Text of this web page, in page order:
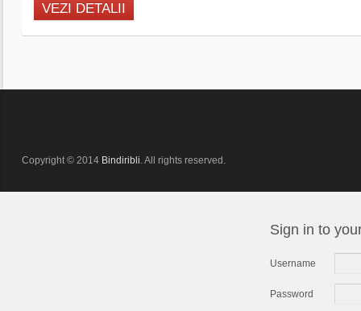
VEZI DETALII
Copyright © 2014 Bindiribli. All rights reserved.
Sign in to
Username
Password